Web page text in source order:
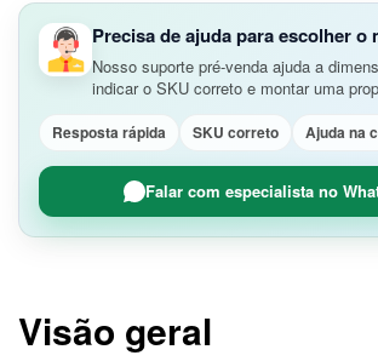
Precisa de ajuda para escolher o
Nosso suporte pré-venda ajuda a
indicar o SKU correto e montar uma
Resposta rápida SKU correto Ajuda na
Falar com especialista no
Visão geral